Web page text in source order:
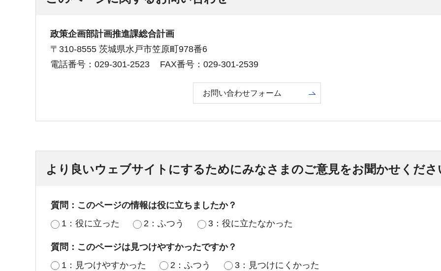
政策企画部計画推進課総合計画
〒310-8555 茨城県水戸市笠原町978番6
電話番号：029-301-2523
FAX番号：029-301-2539
お問い合わせフォーム
より良いウェブサイトにするためにみなさまのご意見をお聞かせくださ
質問：このページの情報は役に立ちましたか？
1：役に立った
2：ふつう 3：役に立たなかった
質問：このページは見つけやすかったですか？
1：見つけやすかった
2：ふつう 3：見つけにくかった